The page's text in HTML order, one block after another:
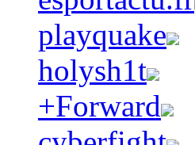
playquake
holysh1t
+Forward